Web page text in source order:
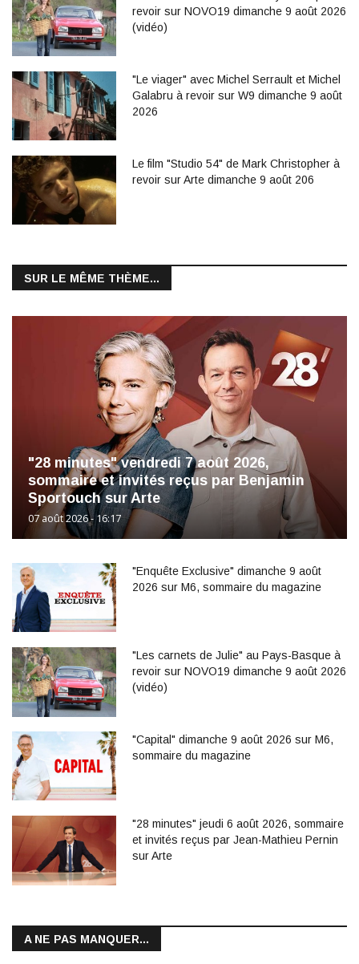
revoir sur NOVO19 dimanche 9 août 2026
(vidéo)
"Le viager" avec Michel Serrault et Michel
Galabru à revoir sur W9 dimanche 9 août
2026
Le film "Studio 54" de Mark Christopher à
revoir sur Arte dimanche 9 août 206
SUR LE MÊME THÈME...
"28 minutes" vendredi 7 août 2026,
sommaire et invités reçus par Benjamin
Sportouch sur Arte
07 août 2026 - 16:17
"Enquête Exclusive" dimanche 9 août
2026 sur M6, sommaire du magazine
"Les carnets de Julie" au Pays-Basque à
revoir sur NOVO19 dimanche 9 août 2026
(vidéo)
"Capital" dimanche 9 août 2026 sur M6,
sommaire du magazine
"28 minutes" jeudi 6 août 2026, sommaire
et invités reçus par Jean-Mathieu Pernin
sur Arte
A NE PAS MANQUER...